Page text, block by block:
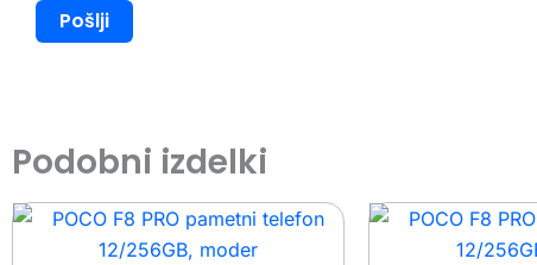
Podobni izdelki